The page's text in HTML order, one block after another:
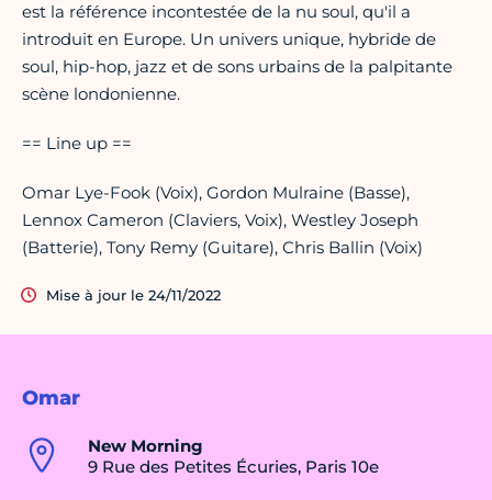
Omar
New Morning
9 Rue des Petites Écuries, Paris 10e
est la référence incontestée de la nu soul, qu'il a
introduit en Europe. Un univers unique, hybride de
soul, hip-hop, jazz et de sons urbains de la palpitante
scène londonienne.
== Line up ==
Omar Lye-Fook (Voix), Gordon Mulraine (Basse),
Lennox Cameron (Claviers, Voix), Westley Joseph
(Batterie), Tony Remy (Guitare), Chris Ballin (Voix)
Mise à jour le 24/11/2022